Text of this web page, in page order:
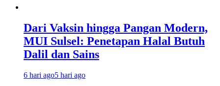
Dari Vaksin hingga Pangan Modern,
MUI Sulsel: Penetapan Halal Butuh
Dalil dan Sains
6 hari ago5 hari ago